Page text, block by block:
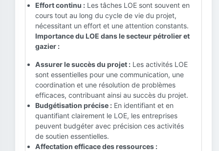
Effort continu : Les tâches LOE sont souvent en
cours tout au long du cycle de vie du projet,
nécessitant un effort et une attention constants.
Importance du LOE dans le secteur pétrolier et
gazier :
Assurer le succès du projet : Les activités LOE
sont essentielles pour une communication, une
coordination et une résolution de problèmes
efficaces, contribuant ainsi au succès du projet.
Budgétisation précise : En identifiant et en
quantifiant clairement le LOE, les entreprises
peuvent budgéter avec précision ces activités
de soutien essentielles.
Affectation efficace des ressources :